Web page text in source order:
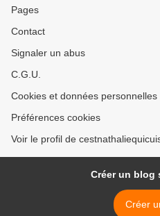
Pages
Contact
Signaler un abus
C.G.U.
Cookies et données personnelles
Préférences cookies
Voir le profil de
Créer un blog
Créer